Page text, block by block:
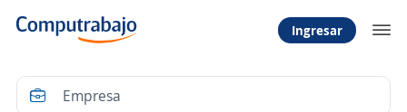
Ingresar